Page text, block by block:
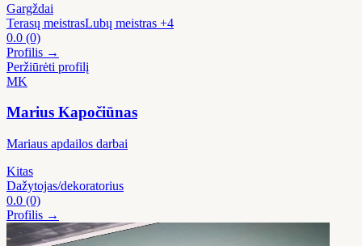
Gargždai
Terasų meistrasLubų meistras +4
0.0 (0)
Profilis →
Peržiūrėti profilį
MK
Marius Kapočiūnas
Mariaus apdailos darbai
Kitas
Dažytojas/dekoratorius
0.0 (0)
Profilis →